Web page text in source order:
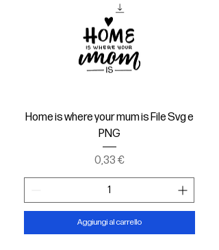
Home is where your mum is File Svg e
PNG
Prezzo
0,33 €
Aggiungi al carrello